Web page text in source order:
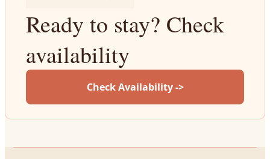
Ready to stay? Check
availability
Check Availability ->